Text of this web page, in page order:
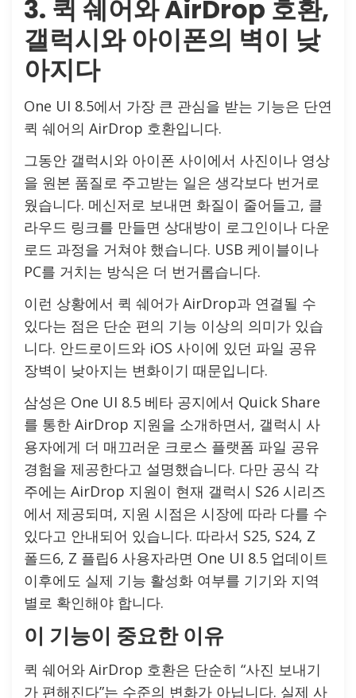
3. 퀵 쉐어와 AirDrop 호환,
갤럭시와 아이폰의 벽이 낮
아지다
One UI 8.5에서 가장 큰 관심을 받는 기능은 단연
퀵 쉐어의 AirDrop 호환입니다.
그동안 갤럭시와 아이폰 사이에서 사진이나 영상
을 원본 품질로 주고받는 일은 생각보다 번거로
웠습니다. 메신저로 보내면 화질이 줄어들고, 클
라우드 링크를 만들면 상대방이 로그인이나 다운
로드 과정을 거쳐야 했습니다. USB 케이블이나
PC를 거치는 방식은 더 번거롭습니다.
이런 상황에서 퀵 쉐어가 AirDrop과 연결될 수
있다는 점은 단순 편의 기능 이상의 의미가 있습
니다. 안드로이드와 iOS 사이에 있던 파일 공유
장벽이 낮아지는 변화이기 때문입니다.
삼성은 One UI 8.5 베타 공지에서 Quick Share
를 통한 AirDrop 지원을 소개하면서, 갤럭시 사
용자에게 더 매끄러운 크로스 플랫폼 파일 공유
경험을 제공한다고 설명했습니다. 다만 공식 각
주에는 AirDrop 지원이 현재 갤럭시 S26 시리즈
에서 제공되며, 지원 시점은 시장에 따라 다를 수
있다고 안내되어 있습니다. 따라서 S25, S24, Z
폴드6, Z 플립6 사용자라면 One UI 8.5 업데이트
이후에도 실제 기능 활성화 여부를 기기와 지역
별로 확인해야 합니다.
이 기능이 중요한 이유
퀵 쉐어와 AirDrop 호환은 단순히 “사진 보내기
가 편해진다”는 수준의 변화가 아닙니다. 실제 사